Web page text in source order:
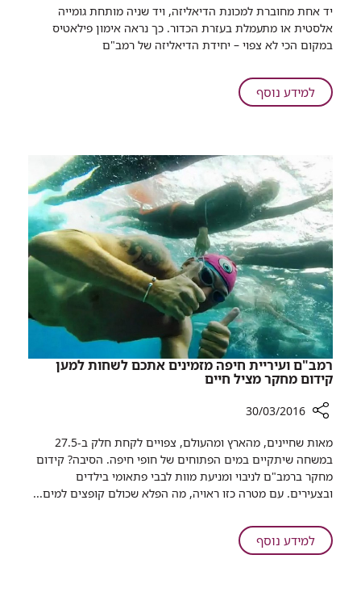
שיתוף
בזמן
טיפולי
המטופלים
מקבלים
יד אחת מחוברת למכונת הדיאליזה, ויד שניה מותחת גומייה
אלסטית או מתעמלת בעזרת הכדור. כך נראה אימון פילאטיס
במקום הכי לא צפוי – יחידת הדיאליזה של רמב"ם
למידע נוסףעל
בזמן
המטופלים
מקבלים
אימון
פילאטיס
רמב"ם ועיריית חיפה מזמינים אתכם לשחות למען
קידום מחקר מציל חיים
שיתוף
רמב"ם
ועיריית
חיפה
אתכם
לשחות
30/03/2016
מאות שחיינים, מהארץ ומהעולם, צפויים לקחת חלק ב-27.5
במשחה שיתקיים במים הפתוחים של חופי חיפה. הסיבה? קידום
מחקר ברמב"ם לניבוי ומניעת מוות לבבי פתאומי בילדים
ובצעירים. עם מטרה כזו ראויה, מה הפלא שכולם קופצים למים...
למידע נוסףעל
רמב"ם